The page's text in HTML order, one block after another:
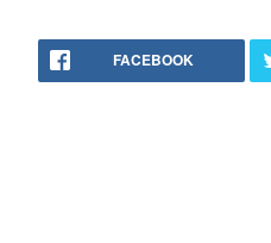
FACEBOOK